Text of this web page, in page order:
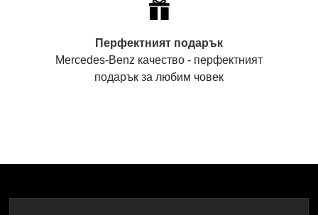
Перфектният подарък
Mercedes-Benz качество - перфектният
подарък за любим човек